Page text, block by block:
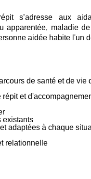
s’adresse aux
apparentée, maladie
aidée habite l'un
de santé et de vie
et
existants
adaptées à chaque
relationnelle